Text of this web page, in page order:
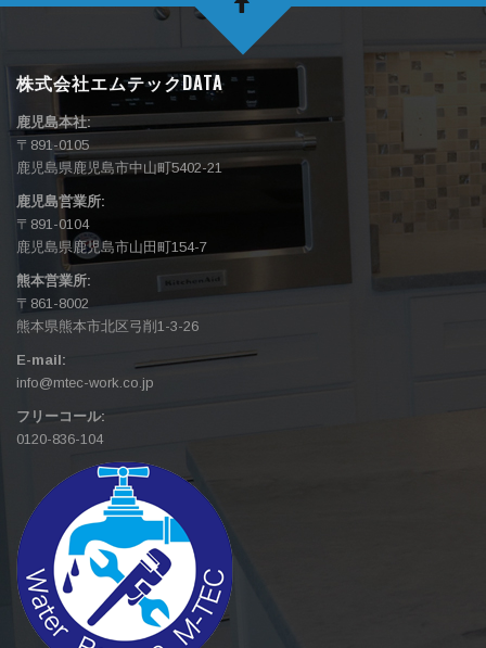
株式会社エムテックDATA
鹿児島本社:
〒891-0105
鹿児島県鹿児島市中山町5402-21
鹿児島営業所:
〒891-0104
鹿児島県鹿児島市山田町154-7
熊本営業所:
〒861-8002
熊本県熊本市北区弓削1-3-26
E-mail:
info@mtec-work.co.jp
フリーコール:
0120-836-104